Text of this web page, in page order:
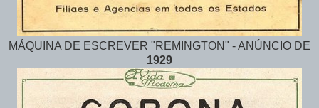
MÁQUINA DE ESCREVER "REMINGTON" - ANÚNCIO DE
1929